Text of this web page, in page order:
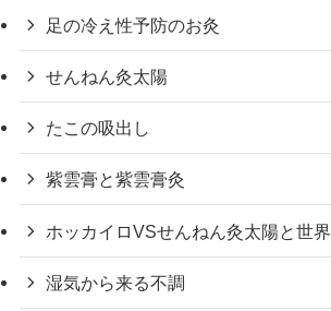
足の冷え性予防のお灸
せんねん灸太陽
たこの吸出し
紫雲膏と紫雲膏灸
ホッカイロVSせんねん灸太陽と世界
湿気から来る不調